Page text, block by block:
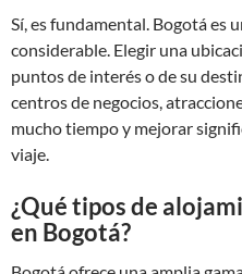
Sí, es fundamental. Bogotá es
considerable. Elegir una
puntos de interés o de su
centros de negocios,
mucho tiempo y mejorar
viaje.
¿Qué tipos de
en Bogotá?